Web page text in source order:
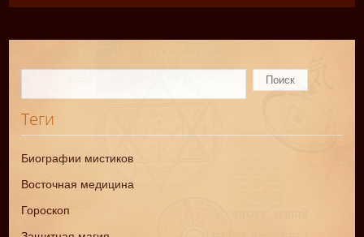
Теги
Биографии мистиков
Восточная медицина
Гороскоп